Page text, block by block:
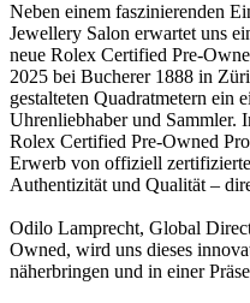
Neben einem faszinierenden
Jewellery Salon erwartet uns
neue Rolex Certified Pre-
2025 bei Bucherer 1888 in
gestalteten Quadratmetern ein
Uhrenliebhaber und Sammler.
Rolex Certified Pre-Owned
Erwerb von offiziell
Authentizität und Qualität –
Odilo Lamprecht, Global
Owned, wird uns dieses
näherbringen und in einer